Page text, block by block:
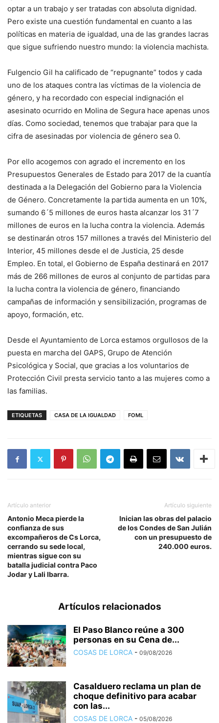
optar a un trabajo y ser tratadas con absoluta dignidad.
Pero existe una cuestión fundamental en cuanto a las
políticas en materia de igualdad, una de las grandes lacras
que sigue sufriendo nuestro mundo: la violencia machista.
Fulgencio Gil ha calificado de “repugnante” todos y cada
uno de los ataques contra las víctimas de la violencia de
género, y ha recordado con especial indignación el
asesinato ocurrido en Molina de Segura hace apenas unos
días. Como sociedad, tenemos que trabajar para que la
cifra de asesinadas por violencia de género sea 0.
Por ello acogemos con agrado el incremento en los
Presupuestos Generales de Estado para 2017 de la cuantía
destinada a la Delegación del Gobierno para la Violencia
de Género. Concretamente la partida aumenta en un 10%,
sumando 6´5 millones de euros hasta alcanzar los 31´7
millones de euros en la lucha contra la violencia. Además
se destinarán otros 157 millones a través del Ministerio del
Interior, 45 millones desde el de Justicia, 25 desde
Empleo. En total, el Gobierno de España destinará en 2017
más de 266 millones de euros al conjunto de partidas para
la lucha contra la violencia de género, financiando
campañas de información y sensibilización, programas de
apoyo, formación, etc.
Desde el Ayuntamiento de Lorca estamos orgullosos de la
puesta en marcha del GAPS, Grupo de Atención
Psicológica y Social, que gracias a los voluntarios de
Protección Civil presta servicio tanto a las mujeres como a
las familias.
ETIQUETAS CASA DE LA IGUALDAD FOML
Artículo anterior
Antonio Meca pierde la
confianza de sus
excompañeros de Cs Lorca,
cerrando su sede local,
mientras sigue con su
batalla judicial contra Paco
Jodar y Lali Ibarra.
Artículo siguiente
Inician las obras del palacio
de los Condes de San Julián
con un presupuesto de
240.000 euros.
Artículos relacionados
El Paso Blanco reúne a 300
personas en su Cena de...
COSAS DE LORCA - 09/08/2026
Casalduero reclama un plan de
choque definitivo para acabar
con las...
COSAS DE LORCA - 05/08/2026